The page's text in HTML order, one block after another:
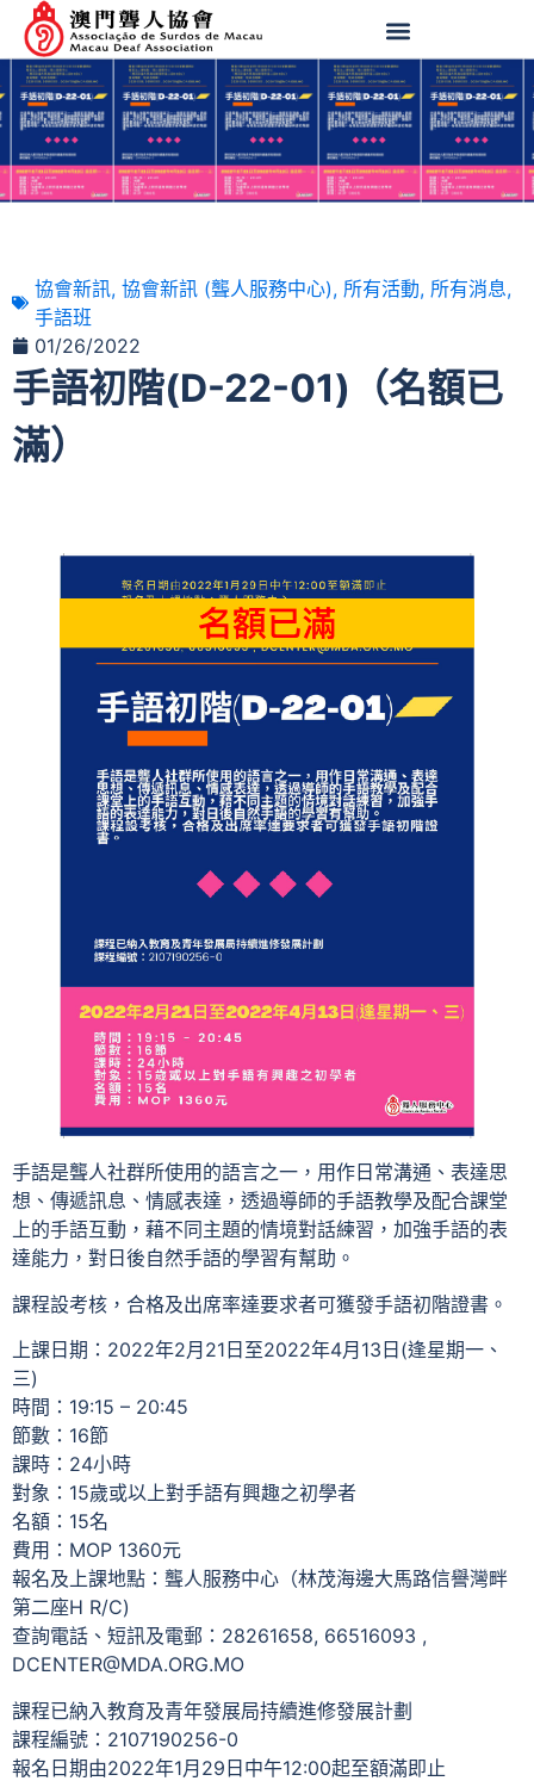
協會新訊, 協會新訊 (聾人服務中心), 所有活動, 所有消息,
手語班
01/26/2022
手語初階(D-22-01)（名額已
滿）
手語是聾人社群所使用的語言之一，用作日常溝通、表達思
想、傳遞訊息、情感表達，透過導師的手語教學及配合課堂
上的手語互動，藉不同主題的情境對話練習，加強手語的表
達能力，對日後自然手語的學習有幫助。
課程設考核，合格及出席率達要求者可獲發手語初階證書。
上課日期：2022年2月21日至2022年4月13日(逢星期一、
三)
時間：19:15 – 20:45
節數：16節
課時：24小時
對象：15歲或以上對手語有興趣之初學者
名額：15名
費用：MOP 1360元
報名及上課地點：聾人服務中心（林茂海邊大馬路信譽灣畔
第二座H R/C)
查詢電話、短訊及電郵：28261658, 66516093 ,
DCENTER@MDA.ORG.MO
課程已納入教育及青年發展局持續進修發展計劃
課程編號：2107190256-0
報名日期由2022年1月29日中午12:00起至額滿即止